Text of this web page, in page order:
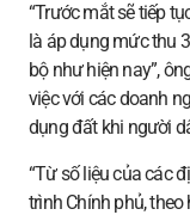
“Trước mắt sẽ tiếp
là áp dụng mức thu
bộ như hiện nay”,
việc với các doanh
dụng đất khi người
“Từ số liệu của các
trình Chính phủ,